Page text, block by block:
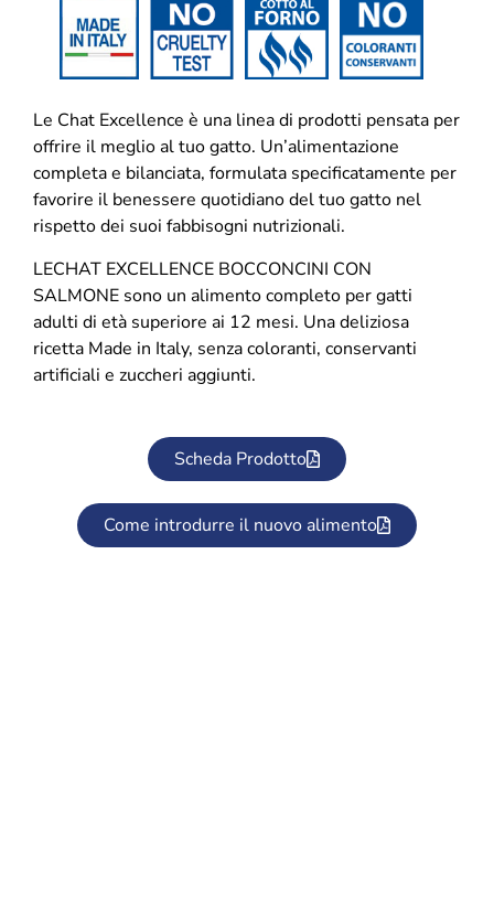
Le Chat Excellence è una linea di prodotti pensata per
offrire il meglio al tuo gatto. Un’alimentazione
completa e bilanciata, formulata specificatamente per
favorire il benessere quotidiano del tuo gatto nel
rispetto dei suoi fabbisogni nutrizionali.
LECHAT EXCELLENCE BOCCONCINI CON
SALMONE sono un alimento completo per gatti
adulti di età superiore ai 12 mesi. Una deliziosa
ricetta Made in Italy, senza coloranti, conservanti
artificiali e zuccheri aggiunti.
Scheda Prodotto
Come introdurre il nuovo alimento